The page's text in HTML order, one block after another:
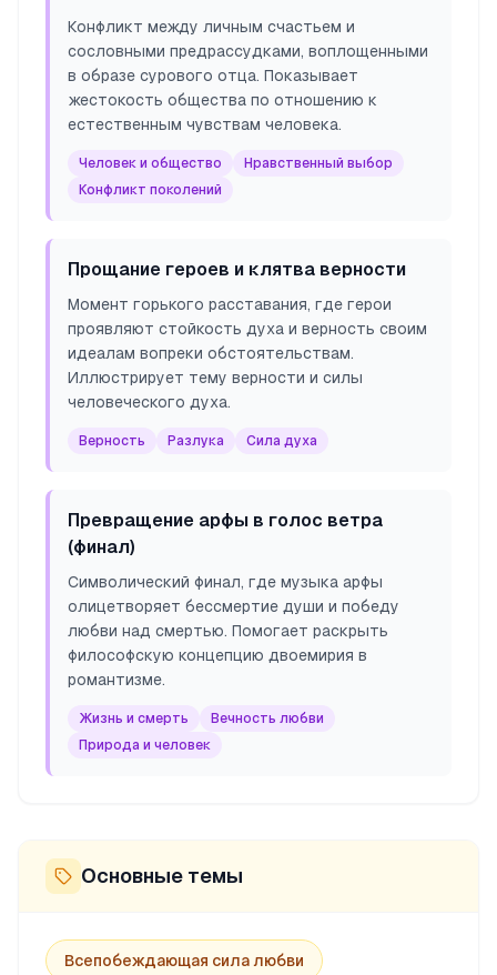
Конфликт между личным счастьем и
сословными предрассудками, воплощенными
в образе сурового отца. Показывает
жестокость общества по отношению к
естественным чувствам человека.
Человек и общество
Нравственный выбор
Конфликт поколений
Прощание героев и клятва верности
Момент горького расставания, где герои
проявляют стойкость духа и верность своим
идеалам вопреки обстоятельствам.
Иллюстрирует тему верности и силы
человеческого духа.
Верность Разлука Сила духа
Превращение арфы в голос ветра
(финал)
Символический финал, где музыка арфы
олицетворяет бессмертие души и победу
любви над смертью. Помогает раскрыть
философскую концепцию двоемирия в
романтизме.
Жизнь и смерть
Вечность любви
Природа и человек
Основные темы
Всепобеждающая сила любви